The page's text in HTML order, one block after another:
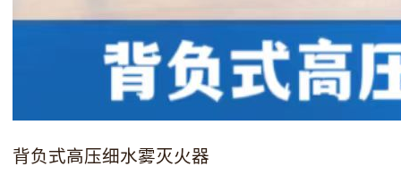
背负式高压细水雾灭火器